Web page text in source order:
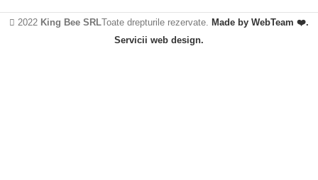
2022 King Bee SRLToate drepturile rezervate. Made by WebTeam ❤️.
Servicii web design.